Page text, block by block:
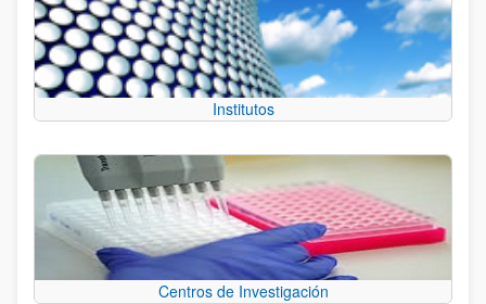
Institutos
Centros de Investigación